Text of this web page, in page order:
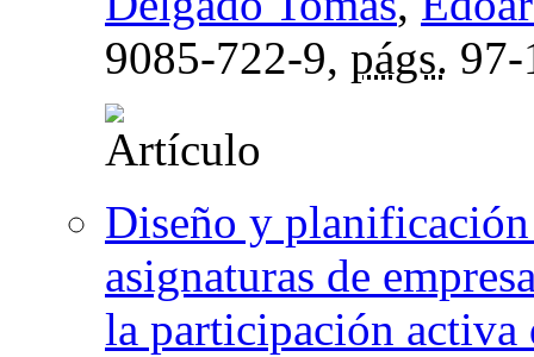
9085-722-9, págs. 97-
Diseño y
asignaturas de
la participación activa